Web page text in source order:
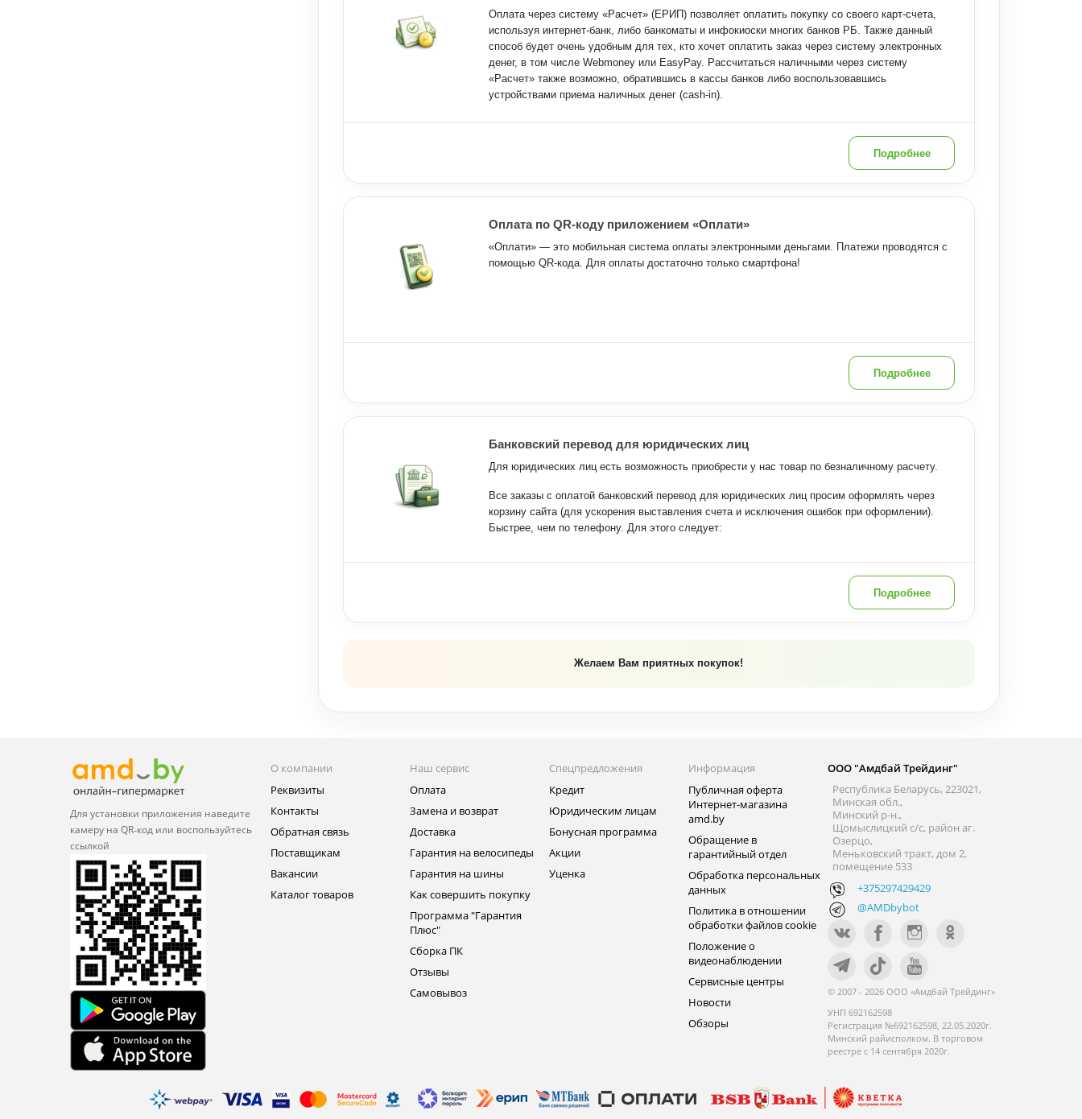
Оплата через систему «Расчет» (ЕРИП) позволяет оплатить покупку со своего карт-счета,
используя интернет-банк, либо банкоматы и инфокиоски многих банков РБ. Также данный
способ будет очень удобным для тех, кто хочет оплатить заказ через систему электронных
денег, в том числе Webmoney или EasyPay. Рассчитаться наличными через систему
«Расчет» также возможно, обратившись в кассы банков либо воспользовавшись
устройствами приема наличных денег (cash-in).
Подробнее
Оплата по QR-коду приложением «Оплати»
«Оплати» — это мобильная система оплаты электронными деньгами. Платежи проводятся с
помощью QR-кода. Для оплаты достаточно только смартфона!
Подробнее
Банковский перевод для юридических лиц
Для юридических лиц есть возможность приобрести у нас товар по безналичному расчету.
Все заказы с оплатой банковский перевод для юридических лиц просим оформлять через
корзину сайта (для ускорения выставления счета и исключения ошибок при оформлении).
Быстрее, чем по телефону. Для этого следует:
Подробнее
Желаем Вам приятных покупок!
Для установки приложения наведите
камеру на QR‑код или воспользуйтесь
ссылкой
О компании
Реквизиты
Контакты
Обратная связь
Поставщикам
Вакансии
Каталог товаров
Наш сервис
Оплата
Замена и возврат
Доставка
Гарантия на велосипеды
Гарантия на шины
Как совершить покупку
Программа "Гарантия
Плюс"
Сборка ПК
Отзывы
Самовывоз
Спецпредложения
Кредит
Юридическим лицам
Бонусная программа
Акции
Уценка
Информация
Публичная оферта
Интернет-магазина
amd.by
Обращение в
гарантийный отдел
Обработка персональных
данных
Политика в отношении
обработки файлов cookie
Положение о
видеонаблюдении
Сервисные центры
Новости
Обзоры
ООО "Амдбай Трейдинг"
Республика Беларусь, 223021,
Минская обл.,
Минский р-н.,
Щомыслицкий с/с, район аг.
Озерцо,
Меньковский тракт, дом 2,
помещение 533
+375297429429
@AMDbybot
© 2007 - 2026 ООО «Амдбай Трейдинг»
УНП 692162598
Регистрация №692162598, 22.05.2020г.
Минский райисполком. В торговом
реестре с 14 сентября 2020г.